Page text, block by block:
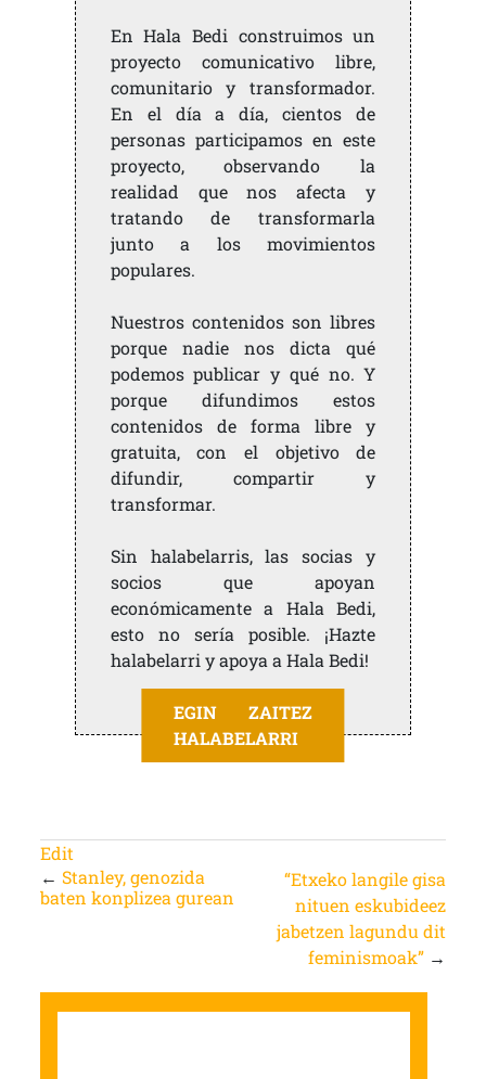
En Hala Bedi construimos un
proyecto comunicativo libre,
comunitario y transformador.
En el día a día, cientos de
personas participamos en este
proyecto, observando la
realidad que nos afecta y
tratando de transformarla
junto a los movimientos
populares.
Nuestros contenidos son libres
porque nadie nos dicta qué
podemos publicar y qué no. Y
porque difundimos estos
contenidos de forma libre y
gratuita, con el objetivo de
difundir, compartir y
transformar.
Sin halabelarris, las socias y
socios que apoyan
económicamente a Hala Bedi,
esto no sería posible. ¡Hazte
halabelarri y apoya a Hala Bedi!
EGIN ZAITEZ
HALABELARRI
Edit
← Stanley, genozida
baten konplizea gurean
“Etxeko langile gisa
nituen eskubideez
jabetzen lagundu dit
feminismoak” →